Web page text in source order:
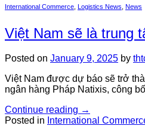
International Commerce Logistics News News
Việt Nam sẽ là trung
Posted on January 9, 2025 by
Việt Nam được dự báo sẽ trở
ngân hàng Pháp Natixis, công
Continue reading →
Posted in International